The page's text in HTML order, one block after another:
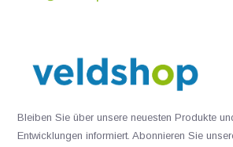
Bleiben Sie über unsere neuesten Produkte
Entwicklungen informiert. Abonnieren Sie